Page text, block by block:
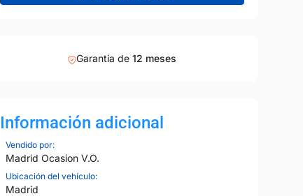
Garantia de 12 meses
Información adicional
Vendido por:
Madrid Ocasion V.O.
Ubicación del vehículo:
Madrid